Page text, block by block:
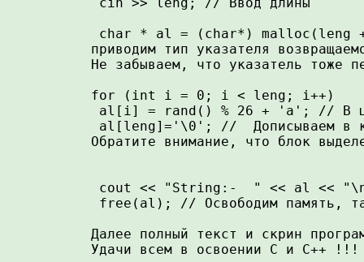
cin >> leng; // Ввод длины
char * al = (char*) malloc(leng +
приводим тип указателя
Не забываем, что указатель тоже
for (int i = 0; i < leng; i++)
al[i] = rand() % 26 + 'a'; // В
al[leng]='\0'; //  Дописываем в
Обратите внимание, что блок
cout << "String:-  " << al <<
free(al); // Освободим память,
Далее полный текст и скрин
Удачи всем в освоении С и С++ !!!